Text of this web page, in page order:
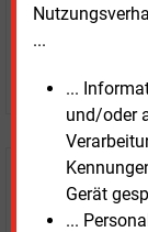
...
...
und/oder
Gerät
...
Testen Sie